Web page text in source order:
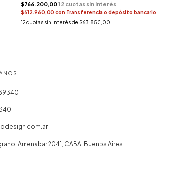
$766.200,00
$612.960,00con Transferencia o depósito bancario
12 cuotas sin interés de $63.850,00
Amenabar 2041, CABA, Buenos Aires.